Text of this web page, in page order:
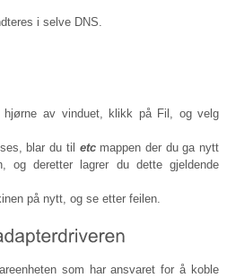
i selve DNS.
hjørne av vinduet, klikk på Fil, og velg
blar du til etc mappen der du ga nytt
og deretter lagrer du dette gjeldende
på nytt, og se etter feilen.
som har ansvaret for å koble